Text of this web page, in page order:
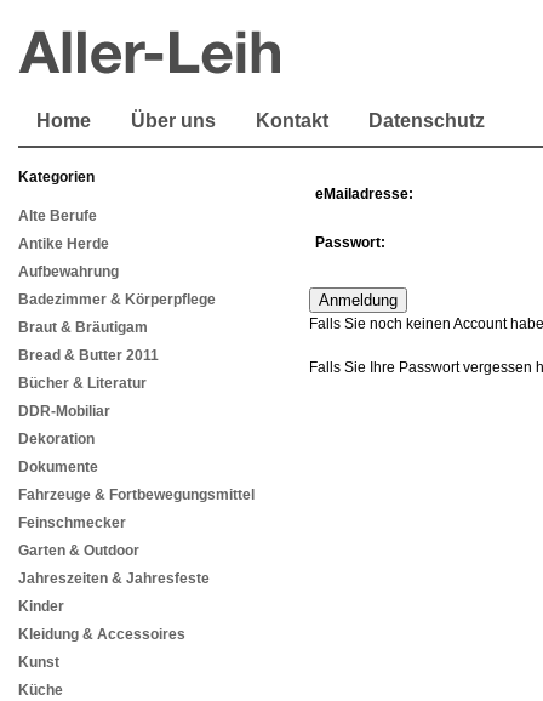
Home Über uns Kontakt Datenschutz
Kategorien
Alte Berufe
Antike Herde
Aufbewahrung
Badezimmer & Körperpflege
Braut & Bräutigam
Bread & Butter 2011
Bücher & Literatur
DDR-Mobiliar
Dekoration
Dokumente
Fahrzeuge & Fortbewegungsmittel
Feinschmecker
Garten & Outdoor
Jahreszeiten & Jahresfeste
Kinder
Kleidung & Accessoires
Kunst
Küche
eMailadresse:
Passwort:
Falls Sie noch keinen Account
Falls Sie Ihre Passwort vergessen